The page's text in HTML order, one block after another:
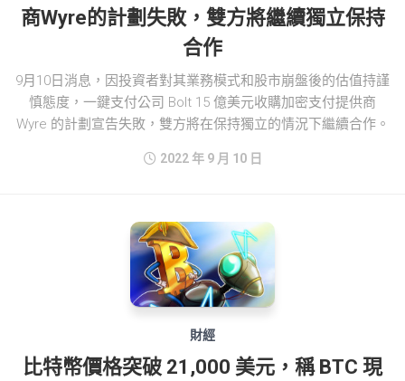
商Wyre的計劃失敗，雙方將繼續獨立保持
合作
9月10日消息，因投資者對其業務模式和股市崩盤後的估值持謹
慎態度，一鍵支付公司 Bolt 15 億美元收購加密支付提供商
Wyre 的計劃宣告失敗，雙方將在保持獨立的情況下繼續合作。
2022 年 9 月 10 日
財經
比特幣價格突破 21,000 美元，稱 BTC 現